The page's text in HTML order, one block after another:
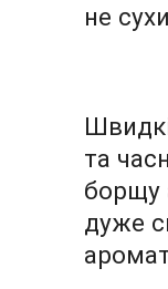
не
та
борщу
дуже